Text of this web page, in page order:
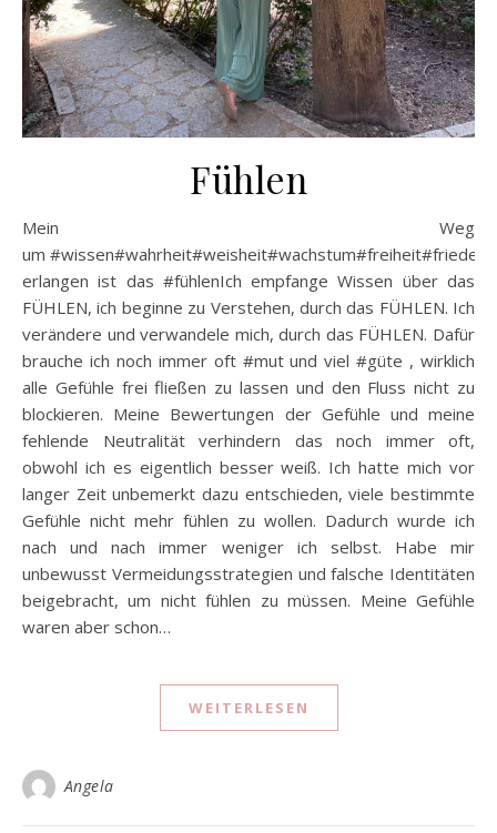
Fühlen
Mein Weg
um #wissen#wahrheit#weisheit#wachstum#freiheit#frieden
erlangen ist das #fühlenIch empfange Wissen über das
FÜHLEN, ich beginne zu Verstehen, durch das FÜHLEN. Ich
verändere und verwandele mich, durch das FÜHLEN. Dafür
brauche ich noch immer oft #mut und viel #güte , wirklich
alle Gefühle frei fließen zu lassen und den Fluss nicht zu
blockieren. Meine Bewertungen der Gefühle und meine
fehlende Neutralität verhindern das noch immer oft,
obwohl ich es eigentlich besser weiß. Ich hatte mich vor
langer Zeit unbemerkt dazu entschieden, viele bestimmte
Gefühle nicht mehr fühlen zu wollen. Dadurch wurde ich
nach und nach immer weniger ich selbst. Habe mir
unbewusst Vermeidungsstrategien und falsche Identitäten
beigebracht, um nicht fühlen zu müssen. Meine Gefühle
waren aber schon…
WEITERLESEN
Angela